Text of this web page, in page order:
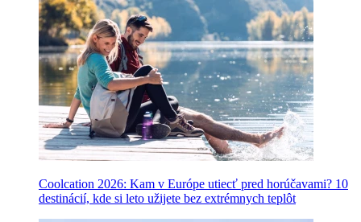
Coolcation 2026: Kam v Európe utiecť pred horúčavami? 10
destinácií, kde si leto užijete bez extrémnych teplôt